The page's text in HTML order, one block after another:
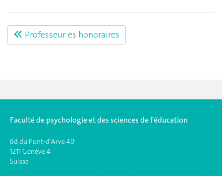
Professeur-es honoraires
Faculté de psychologie et des sciences de l'éducation
Bd du Pont-d'Arve 40
1211 Genève 4
Suisse